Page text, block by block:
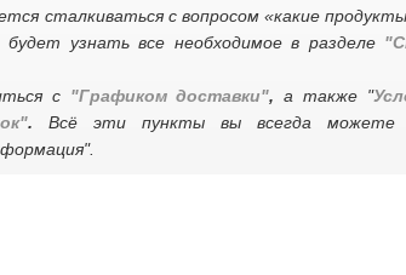
сталкиваться с вопросом «какие
узнать все необходимое в разделе
с "Графиком доставки",а также "
. Всё эти пункты вы всегда можете